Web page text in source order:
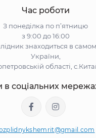
Час роботи
З понеділка по п’ятницю
з 9:00 до 16:00
знаходиться в
України,
області,
в соціальних